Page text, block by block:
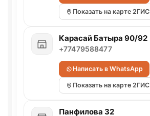
Показать на карте 2ГИС
Карасай Батыра 90/92
+77479588477
Написать в WhatsApp
Показать на карте 2ГИС
Панфилова 32